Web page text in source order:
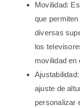
Movilidad:
que
diversas
los
movilidad en
ajuste de
personalizar